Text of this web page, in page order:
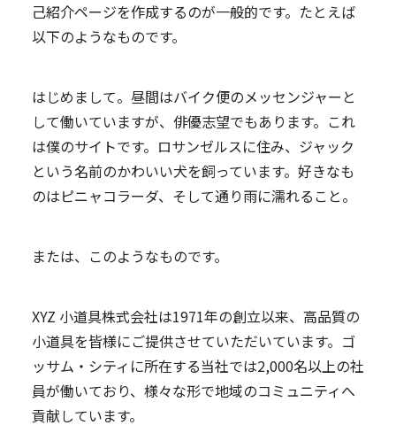
己紹介ページを作成するのが一般的です。たとえば
以下のようなものです。
はじめまして。昼間はバイク便のメッセンジャーと
して働いていますが、俳優志望でもあります。これ
は僕のサイトです。ロサンゼルスに住み、ジャック
という名前のかわいい犬を飼っています。好きなも
のはピニャコラーダ、そして通り雨に濡れること。
または、このようなものです。
XYZ 小道具株式会社は1971年の創立以来、高品質の
小道具を皆様にご提供させていただいています。ゴ
ッサム・シティに所在する当社では2,000名以上の社
員が働いており、様々な形で地域のコミュニティへ
貢献しています。